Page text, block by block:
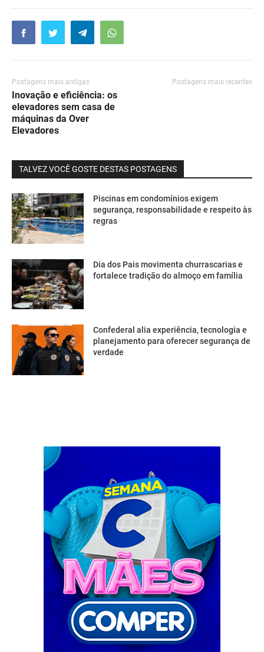
Postagens mais antigas
Inovação e eficiência: os
elevadores sem casa de
máquinas da Over
Elevadores
Postagens mais recentes
TALVEZ VOCÊ GOSTE DESTAS POSTAGENS
Piscinas em condomínios exigem
segurança, responsabilidade e respeito às
regras
Dia dos Pais movimenta churrascarias e
fortalece tradição do almoço em família
Confederal alia experiência, tecnologia e
planejamento para oferecer segurança de
verdade